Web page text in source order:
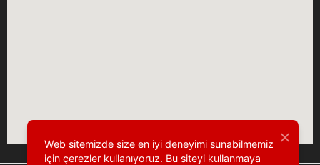
Web sitemizde size en iyi deneyimi sunabilmemiz
için çerezler kullanıyoruz. Bu siteyi kullanmaya